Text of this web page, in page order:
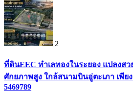
2
ที่ดินEEC ทำเลทองในระยอง แปลง
ศักยภาพสูง ใกล้สนามบินอู่ตะเภา เพีย
5469789